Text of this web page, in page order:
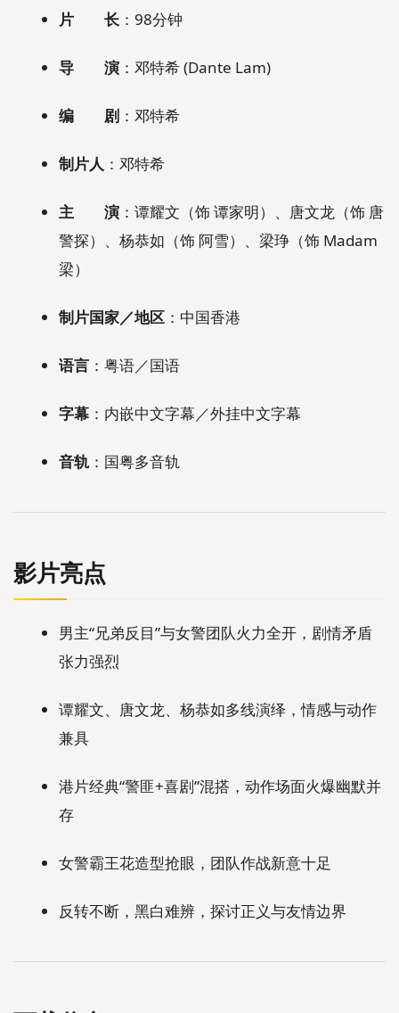
片 长 ：98分钟
导 演 ：邓特希 (Dante Lam)
编 剧 ：邓特希
制片人 ：邓特希
主 演 ：谭耀文（饰 谭家明）、唐文龙（饰 唐
警探）、杨恭如（饰 阿雪）、梁琤（饰 Madam
梁）
制片国家／地区 ：中国香港
语言 ：粤语／国语
字幕 ：内嵌中文字幕／外挂中文字幕
音轨：国粤多音轨
影片亮点
男主“兄弟反目”与女警团队火力全开，剧情矛盾
张力强烈
谭耀文、唐文龙、杨恭如多线演绎，情感与动作
兼具
港片经典“警匪+喜剧”混搭，动作场面火爆幽默并
存
女警霸王花造型抢眼，团队作战新意十足
反转不断，黑白难辨，探讨正义与友情边界